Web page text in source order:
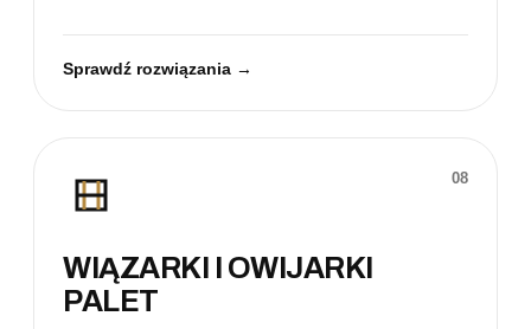
Sprawdź rozwiązania →
08
WIĄZARKI I OWIJARKI
PALET